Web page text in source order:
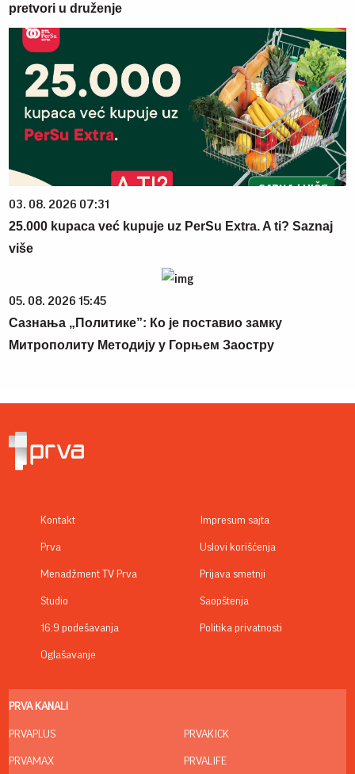
pretvori u druženje
03. 08. 2026 07:31
25.000 kupaca već kupuje uz PerSu Extra. A ti? Saznaj
više
05. 08. 2026 15:45
Сазнања „Политике”: Ко је поставио замку
Митрополиту Методију у Горњем Заостру
Kontakt
Prva
Menadžment TV Prva
Studio
16:9 podešavanja
Oglašavanje
Impresum sajta
Uslovi korišćenja
Prijava smetnji
Saopštenja
Politika privatnosti
PRVA KANALI
PRVAPLUS
PRVAMAX
PRVAKICK
PRVALIFE